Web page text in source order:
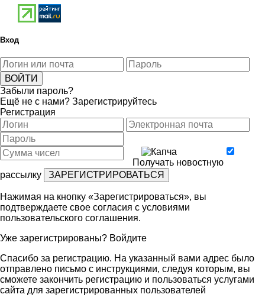
Вход
Забыли пароль?
Ещё не с нами? Зарегистрируйтесь
Регистрация
Получать новостную
рассылку
Нажимая на кнопку «Зарегистрироваться», вы
подтверждаете свое согласия с условиями
пользовательского соглашения.
Уже зарегистрированы? Войдите
Спасибо за регистрацию. На указанный вами адрес было
отправлено письмо с инструкциями, следуя которым, вы
сможете закончить регистрацию и пользоваться услугами
сайта для зарегистрированных пользователей